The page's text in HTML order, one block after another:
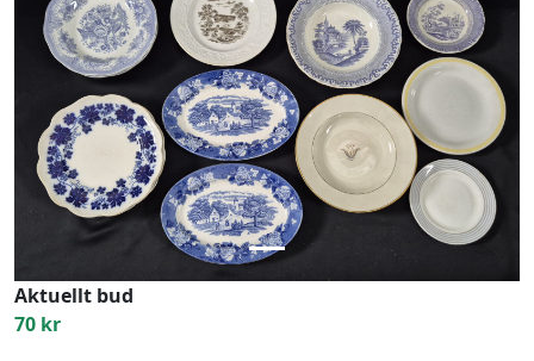
Previous Next
Aktuellt bud
70 kr